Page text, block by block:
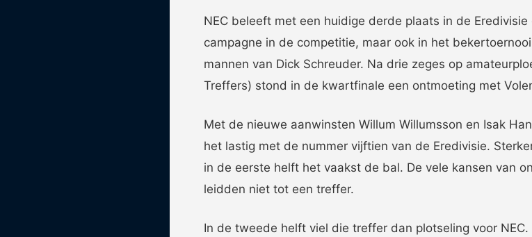
het amateurvoetbal.
NEC beleeft met een huidige derde plaats in de
campagne in de competitie, maar ook in het
mannen van Dick Schreuder. Na drie zeges op
Treffers) stond in de kwartfinale een ontmoeting met
Met de nieuwe aanwinsten Willum Willumsson en Isak
het lastig met de nummer vijftien van de Eredivisie.
in de eerste helft het vaakst de bal. De vele kansen van
leidden niet tot een treffer.
In de tweede helft viel die treffer dan plotseling voor